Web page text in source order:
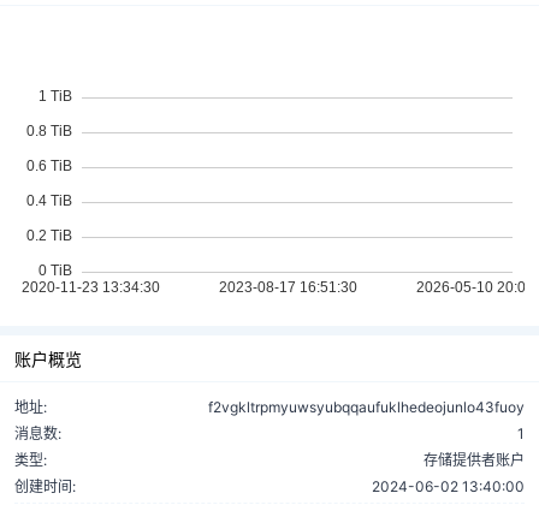
账户概览
地址:
f2vgkltrpmyuwsyubqqaufuklhedeojunlo43fuoy
消息数:
1
类型:
存储提供者账户
创建时间:
2024-06-02 13:40:00